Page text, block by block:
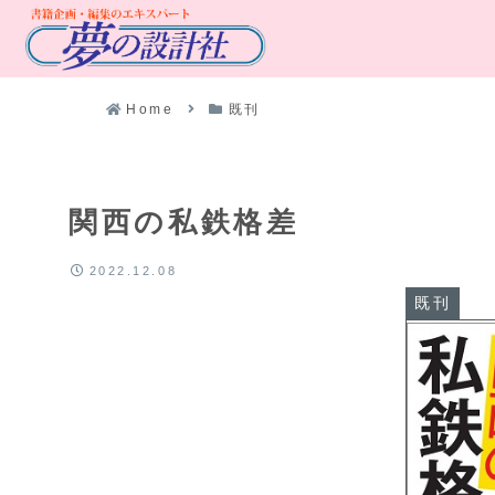
Home 既刊
関西の私鉄格差
既刊
2022.12.08